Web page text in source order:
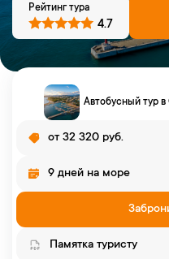
Рейтинг тура
4.7
Автобусный тур
от 32 320 руб.
9 дней на море
Памятка туристу